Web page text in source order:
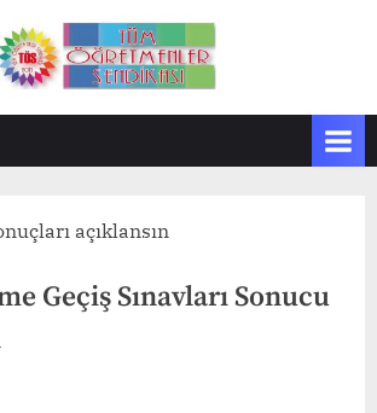
TTüm
Öğretmenler
Sendikası
Geçiş Sınavları Sonucu